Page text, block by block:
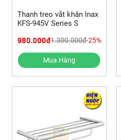
Thanh treo vắt khăn Inax
KFS-945V Series S
980.000đ1.300.000đ-25%
Mua Hàng